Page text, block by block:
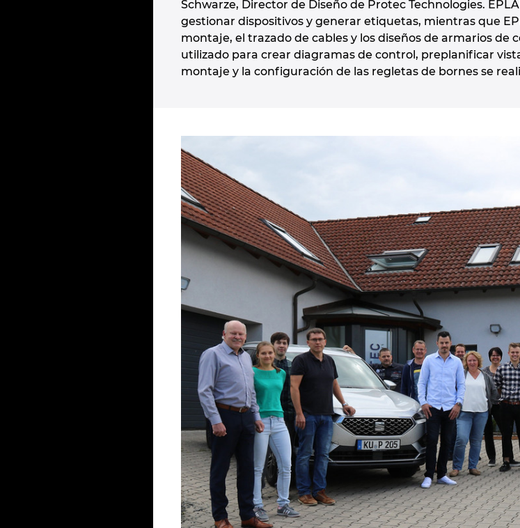
Schwarze, Director de Diseño de Protec Technologies.
gestionar dispositivos y generar etiquetas, mientras que
montaje, el trazado de cables y los diseños de armarios
utilizado para crear diagramas de control, preplanificar
montaje y la configuración de las regletas de bornes se